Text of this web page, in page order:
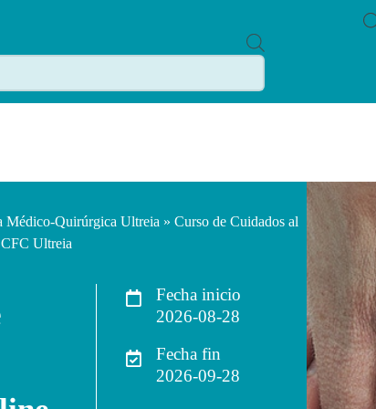
R
D
A
C
H
Médico-Quirúrgica Ultreia » Curso de Cuidados al
Ultreia
Fecha inicio
2026-08-28
Fecha fin
2026-09-28